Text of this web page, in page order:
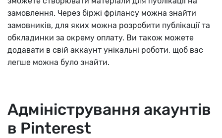
замовлення. Через біржі фрілансу можна знайти
замовників, для яких можна розробити публікації та
обкладинки за окрему оплату. Ви також можете
додавати в свій аккаунт унікальні роботи, щоб вас
легше можна було знайти.
Адміністрування акаунтів
в Pinterest